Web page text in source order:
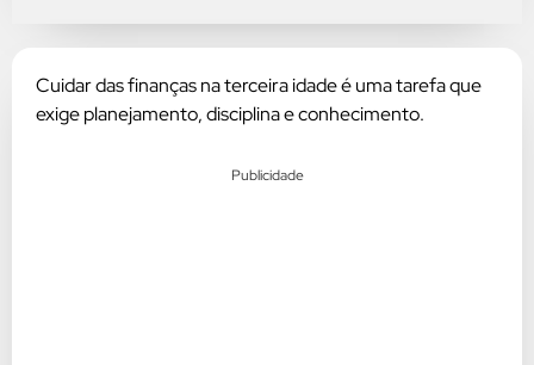
Cuidar das finanças na terceira idade é uma tarefa que
exige planejamento, disciplina e conhecimento.
Publicidade